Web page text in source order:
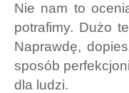
Nie nam to
potrafimy. Dużo
Naprawdę,
sposób
dla ludzi.